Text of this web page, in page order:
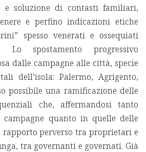
e soluzione di contasti familiari,
e perfino indicazioni etiche
spesso venerati e ossequiati
Lo spostamento progressivo
dalle campagne alle città, specie
dell’isola: Palermo, Agrigento,
possibile una ramificazione delle
che, affermandosi tanto
campagne quanto in quelle delle
rapporto perverso tra proprietari e
tra governanti e governati. Già